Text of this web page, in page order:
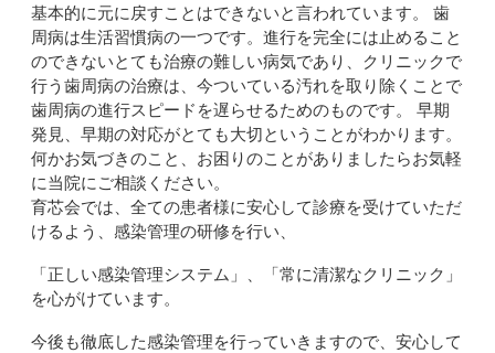
基本的に元に戻すことはできないと言われています。 歯
周病は生活習慣病の一つです。進行を完全には止めること
のできないとても治療の難しい病気であり、クリニックで
行う歯周病の治療は、今ついている汚れを取り除くことで
歯周病の進行スピードを遅らせるためのものです。 早期
発見、早期の対応がとても大切ということがわかります。
何かお気づきのこと、お困りのことがありましたらお気軽
に当院にご相談ください。
育芯会では、全ての患者様に安心して診療を受けていただ
けるよう、感染管理の研修を行い、
「正しい感染管理システム」、「常に清潔なクリニック」
を心がけています。
今後も徹底した感染管理を行っていきますので、安心して